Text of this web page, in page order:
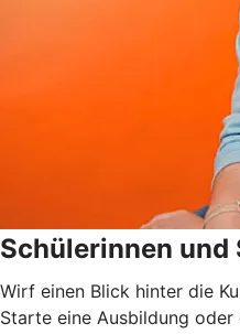
Schülerinnen und
Wirf einen Blick hinter die
Starte eine Ausbildung oder